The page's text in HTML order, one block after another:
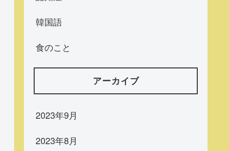
韓国語
食のこと
アーカイブ
2023年9月
2023年8月